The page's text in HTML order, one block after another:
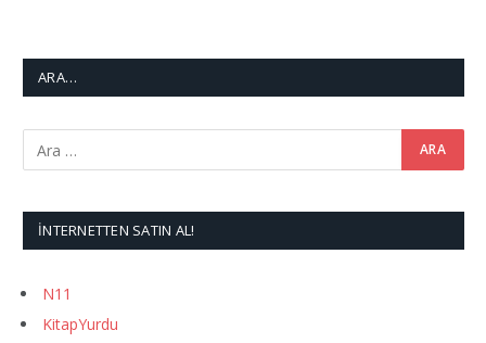
ARA…
İNTERNETTEN SATIN AL!
N11
KitapYurdu